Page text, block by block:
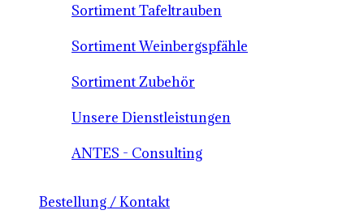
Sortiment Tafeltrauben
Sortiment Weinbergspfähle
Sortiment Zubehör
Unsere Dienstleistungen
ANTES - Consulting
Bestellung / Kontakt